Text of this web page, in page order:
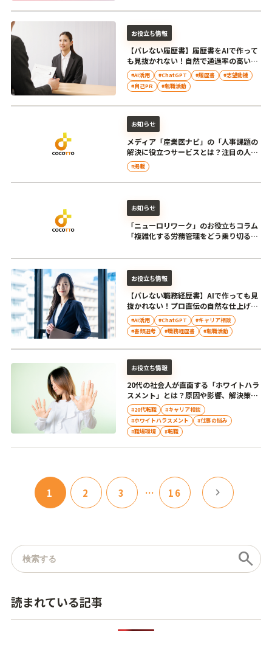
【バレない履歴書】履歴書をAIで作って
も見抜かれない！自然で通過率の高い履
歴書のつくり方
お役立ち情報
#AI活用 #ChatGPT #履歴書
#志望動機
#自己PR
#転職活動
メディア「産業医ナビ」の「人事課題の
解決に役立つサービスとは？注目の人事
支援企業を厳選紹介」に当社が掲載...
お知らせ
#掲載
「ニューロリワーク」のお役立ちコラム
「複雑化する労務管理をどう乗り切る？
お知らせ
【バレない職務経歴書】AIで作っても見
抜かれない！プロ直伝の自然な仕上げ方
と注意点
お役立ち情報
#AI活用 #ChatGPT
#キャリア相談
#書類選考
#職務経歴書 #転職活動
20代の社会人が直面する「ホワイトハラ
スメント」とは？原因や影響、解決策を
解説
お役立ち情報
#20代転職
#キャリア相談
#ホワイトハラスメント
#仕事の悩み
#職場環境
#転職
1 2 3 … 16 chevron_right
記事を検索 search
読まれている記事